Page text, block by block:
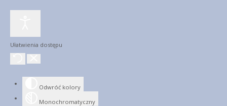
Ułatwienia dostępu
Odwróć kolory
Monochromatyczny